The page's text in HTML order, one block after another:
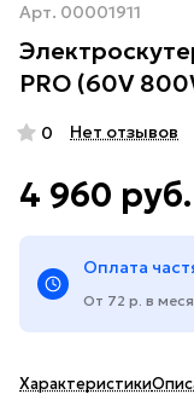
Арт. 00001911
PRO (60V
0 Нет отзывов
4 960 руб.
Оплата
От 72 р. в
Характеристики